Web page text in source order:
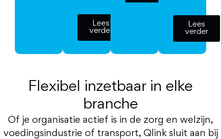
Lees
verder
Lees
verder
Flexibel inzetbaar in elke
branche
Of je organisatie actief is in de zorg en welzijn,
voedingsindustrie of transport, Qlink sluit aan bij